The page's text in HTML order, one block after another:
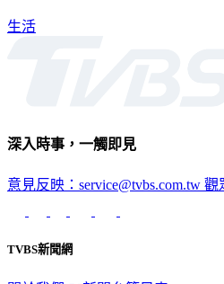
生活
深入時事，一觸即見
意見反映：service@tvbs.com.tw 觀
TVBS新聞網